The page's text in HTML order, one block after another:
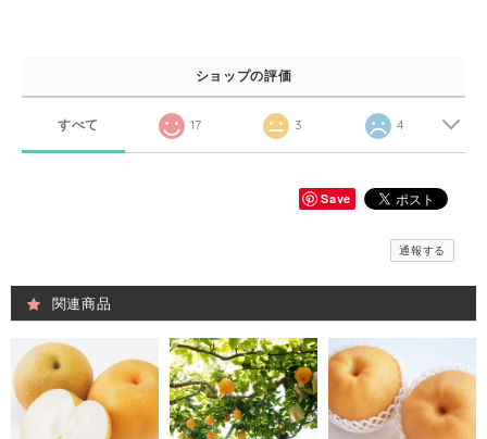
ショップの評価
すべて 17 3 4
Save
通報する
関連商品